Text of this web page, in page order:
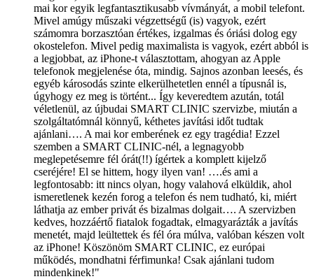
mai kor egyik legfantasztikusabb vívmányát, a mobil telefont.
Mivel amúgy műszaki végzettségű (is) vagyok, ezért
számomra borzasztóan értékes, izgalmas és óriási dolog egy
okostelefon. Mivel pedig maximalista is vagyok, ezért abból is
a legjobbat, az iPhone-t választottam, ahogyan az Apple
telefonok megjelenése óta, mindig. Sajnos azonban leesés, és
egyéb károsodás szinte elkerülhetetlen ennél a típusnál is,
úgyhogy ez meg is történt... Így keveredtem azután, totál
véletlenül, az újbudai SMART CLINIC szervizbe, miután a
szolgáltatómnál könnyű, kéthetes javítási időt tudtak
ajánlani…. A mai kor emberének ez egy tragédia! Ezzel
szemben a SMART CLINIC-nél, a legnagyobb
meglepetésemre fél órát(!!) ígértek a komplett kijelző
cseréjére! El se hittem, hogy ilyen van! ….és ami a
legfontosabb: itt nincs olyan, hogy valahová elküldik, ahol
ismeretlenek kezén forog a telefon és nem tudható, ki, miért
láthatja az ember privát és bizalmas dolgait…. A szervizben
kedves, hozzáértő fiatalok fogadtak, elmagyarázták a javítás
menetét, majd leültettek és fél óra múlva, valóban készen volt
az iPhone! Köszönöm SMART CLINIC, ez európai
működés, mondhatni férfimunka! Csak ajánlani tudom
mindenkinek!"